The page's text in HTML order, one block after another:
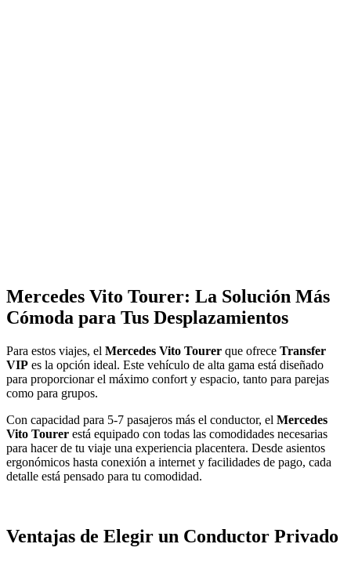
Mercedes Vito Tourer: La Solución Más
Cómoda para Tus Desplazamientos
Para estos viajes, el Mercedes Vito Tourer que ofrece Transfer
VIP es la opción ideal. Este vehículo de alta gama está diseñado
para proporcionar el máximo confort y espacio, tanto para parejas
como para grupos.
Con capacidad para 5-7 pasajeros más el conductor, el Mercedes
Vito Tourer está equipado con todas las comodidades necesarias
para hacer de tu viaje una experiencia placentera. Desde asientos
ergonómicos hasta conexión a internet y facilidades de pago, cada
detalle está pensado para tu comodidad.
Ventajas de Elegir un Conductor Privado